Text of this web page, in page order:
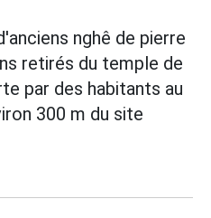
nghê de pierre
retirés du temple de
par des habitants au
300 m du site